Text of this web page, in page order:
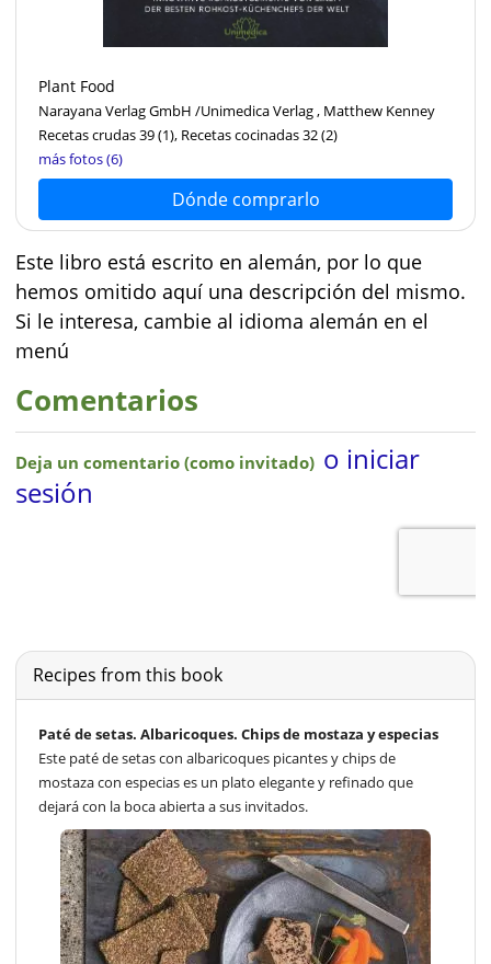
Plant Food
Narayana Verlag GmbH /Unimedica Verlag , Matthew Kenney
Recetas crudas 39(1), Recetas cocinadas 32(2)
más fotos (6)
Dónde comprarlo
Este libro está escrito en alemán, por lo que
hemos omitido aquí una descripción del mismo.
Si le interesa, cambie al idioma alemán en el
menú
Comentarios
Recipes from this book
Paté de setas. Albaricoques. Chips de mostaza y especias
Este paté de setas con albaricoques picantes y chips de
mostaza con especias es un plato elegante y refinado que
dejará con la boca abierta a sus invitados.